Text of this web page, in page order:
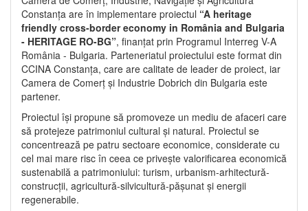
Constanța are în implementare proiectul “A heritage
friendly cross-border economy in România and Bulgaria
- HERITAGE RO-BG”, finanțat prin Programul Interreg V-A
România - Bulgaria. Parteneriatul proiectului este format din
CCINA Constanța, care are calitate de leader de proiect, iar
Camera de Comerț și Industrie Dobrich din Bulgaria este
partener.
Proiectul își propune să promoveze un mediu de afaceri care
să protejeze patrimoniul cultural și natural. Proiectul se
concentrează pe patru sectoare economice, considerate cu
cel mai mare risc în ceea ce privește valorificarea economică
sustenabilă a patrimoniului: turism, urbanism-arhitectură-
construcții, agricultură-silvicultură-pășunat și energii
regenerabile.